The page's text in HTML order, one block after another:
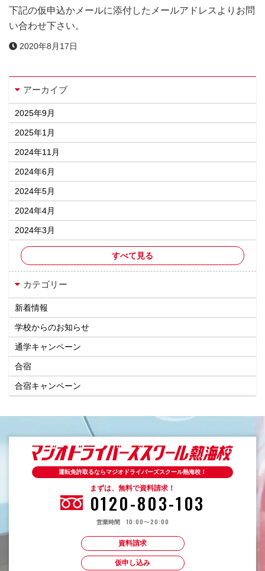
下記の仮申込かメールに添付したメールアドレスよりお問
い合わせ下さい。
2020年8月17日
アーカイブ
2025年9月
2025年1月
2024年11月
2024年6月
2024年5月
2024年4月
2024年3月
すべて見る
カテゴリー
新着情報
学校からのお知らせ
通学キャンペーン
合宿
合宿キャンペーン
運転免許取るならマジオドライバーズスクール熱海校！
まずは、無料で資料請求！
0120-803-103
営業時間 10:00〜20:00
資料請求
仮申し込み